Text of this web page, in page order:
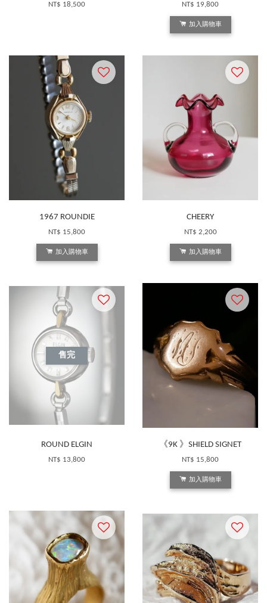
NT$ 18,500 NT$ 19,800
加入購物車
1967 ROUNDIE
NT$ 15,800
加入購物車
CHEERY
NT$ 2,200
加入購物車
售完
ROUND ELGIN
NT$ 13,800
《9K 》SHIELD SIGNET
NT$ 15,800
加入購物車